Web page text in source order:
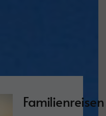
Familienreisen